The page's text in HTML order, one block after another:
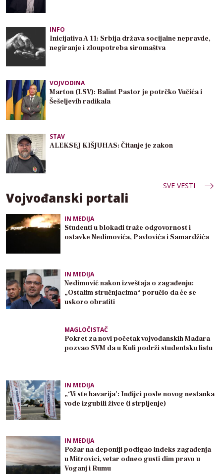
INFO
Inicijativa A 11: Srbija država socijalne nepravde,
negiranje i zloupotreba siromaštva
VOJVODINA
Marton (LSV): Balint Pastor je potrčko Vučića i
Šešeljevih radikala
STAV
ALEKSEJ KIŠJUHAS: Čitanje je zakon
SVE VESTI
Vojvođanski portali
IN MEDIJA
Studenti u blokadi traže odgovornost i
ostavke Nedimovića, Pavlovića i Samardžića
IN MEDIJA
Nedimović nakon izveštaja o zagađenju:
„Ostalim stručnjacima“ poručio da će se
uskoro obratiti
MAGLOČISTAČ
Pokret za novi početak vojvođanskih Mađara
pozvao SVM da u Kuli podrži studentsku listu
IN MEDIJA
„‘Vi ste havarija’: Inđijci posle novog nestanka
vode izgubili živce (i strpljenje)
IN MEDIJA
Požar na deponiji podigao indeks zagađenja
u Mitrovici, vetar odneo gusti dim pravo u
Voganj i Rumu